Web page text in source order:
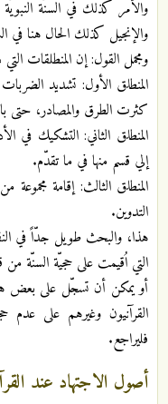
والأمر كذلك في السنّة
والإنجيل كذلك الحال هنا في
ومجمل القول: إن المنطلقات
المنطلق الأول: تشديد
كثرت الطرق والمصادر، حتى
المنطلق الثاني: التشكيك في
إلي قسم منها في ما تقدّم.
المنطلق الثالث: إقامة
التدوين.
هذا، والبحث طويل جدّاً في
التي اُقيمت على حجيّة السنّة من
أو يمكن أن تسجّل على بعض هذه
القرآنيون وغيرهم على عدم
فليراجع.
أصول الاجتهاد عند